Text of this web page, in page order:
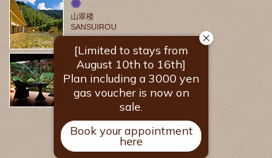
山翠楼
SANSUIROU
海石榴 つばき